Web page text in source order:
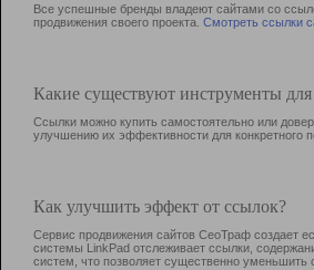
Все успешные бренды владеют сайтами со
продвижения своего проекта. Смотреть ссылки
Какие существуют инструменты
Ссылки можно купить самостоятельно или
улучшению их эффективности для конкретного
Как улучшить эффект от ссылок?
Сервис продвижения сайтов СеоТраф создает
системы LinkPad отслеживает ссылки,
систем, что позволяет существенно уменьшить